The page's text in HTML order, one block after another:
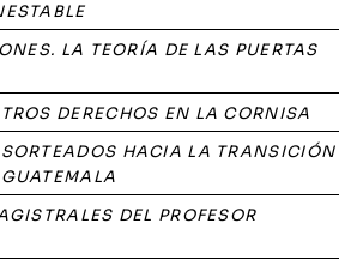
LA TEORÍA DE LAS PUERTAS
DERECHOS EN LA CORNISA
HACIA LA TRANSICIÓN
DEL PROFESOR